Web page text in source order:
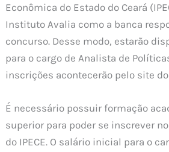
Econômica do Estado do Ceará
Instituto Avalia como a banca
concurso. Desse modo, estarão
para o cargo de Analista de
inscrições acontecerão pelo site do
É necessário possuir formação
superior para poder se inscrever
do IPECE. O salário inicial para o